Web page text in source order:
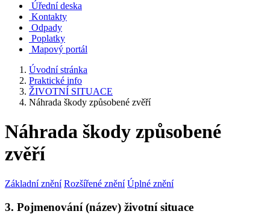
Úřední deska
Kontakty
Odpady
Poplatky
Mapový portál
Úvodní stránka
Praktické info
ŽIVOTNÍ SITUACE
Náhrada škody způsobené zvěří
Náhrada škody způsobené
zvěří
Základní znění Rozšířené znění Úplné znění
3. Pojmenování (název) životní situace